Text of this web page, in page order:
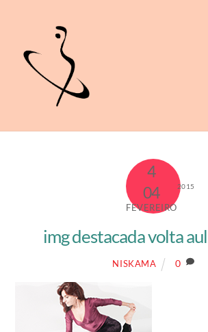
4
04
FEVEREIRO
2015
img destacada volta
NISKAMA 0